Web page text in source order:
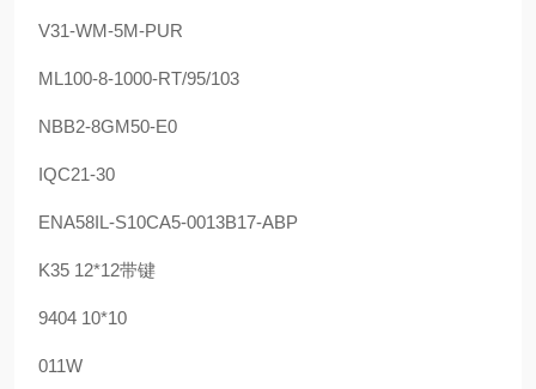
V31-WM-5M-PUR
ML100-8-1000-RT/95/103
NBB2-8GM50-E0
IQC21-30
ENA58IL-S10CA5-0013B17-ABP
K35 12*12带键
9404 10*10
011W